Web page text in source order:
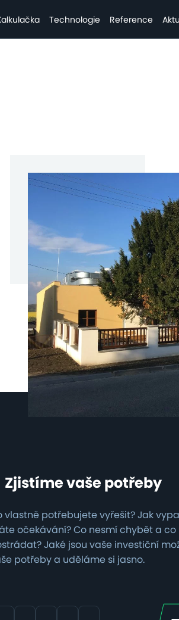
Technologie Reference
Zjistíme vaše potřeby
vlastně potřebujete vyřešit? Jak
očekávání? Co nesmí chybět a
Jaké jsou vaše investiční
potřeby a uděláme si jasno.